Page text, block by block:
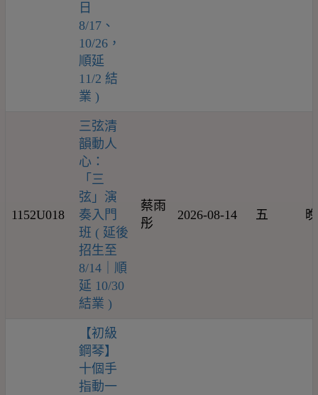
日
8/17、
10/26，
順延
11/2 結
業 )
1152U018
三弦清
韻動人
心：
「三
弦」演
奏入門
班 ( 延後
招生至
8/14｜順
延 10/30
結業 )
蔡雨
彤
2026-08-14 五
【初級
鋼琴】
十個手
指動一